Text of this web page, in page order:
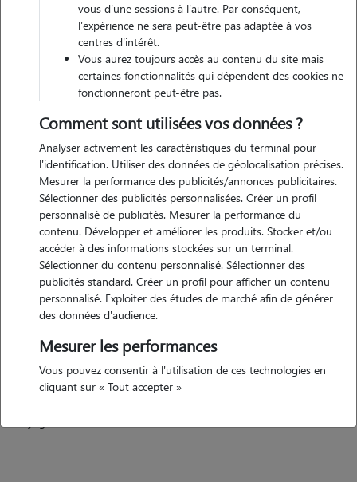
Motivation
J'aime les animaux, j'en ai toujours eu : chats, chiens. Je suis engagée
dans leur protection car ils sont vulnérables. Prendre soin d'eux en
l'absence de leur maître les rassure. Cela évite les perturbations car ils
aiment leur milieu habituel...
Expérience
De la tendresse, de la douceur, de l'attention, de la
nourriture, un bon lit, des sorties, une vraie interaction....La dernière
vous d'une sessions à l'autre. Par conséquent,
l'expérience ne sera peut-être pas adaptée à vos
centres d'intérêt.
Vous aurez toujours accès au contenu du site mais
certaines fonctionnalités qui dépendent des cookies ne
fonctionneront peut-être pas.
Comment sont utilisées vos données ?
Analyser activement les caractéristiques du terminal pour
l'identification. Utiliser des données de géolocalisation précises.
Mesurer la performance des publicités/annonces publicitaires.
Sélectionner des publicités personnalisées. Créer un profil
personnalisé de publicités. Mesurer la performance du
contenu. Développer et améliorer les produits. Stocker et/ou
accéder à des informations stockées sur un terminal.
Sélectionner du contenu personnalisé. Sélectionner des
publicités standard. Créer un profil pour afficher un contenu
personnalisé. Exploiter des études de marché afin de générer
des données d'audience.
Mesurer les performances
Vous pouvez consentir à l'utilisation de ces technologies en
cliquant sur « Tout accepter »